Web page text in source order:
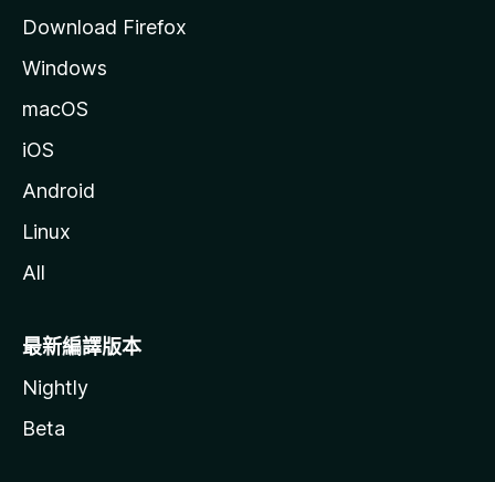
Download Firefox
Windows
macOS
iOS
Android
Linux
All
最新編譯版本
Nightly
Beta